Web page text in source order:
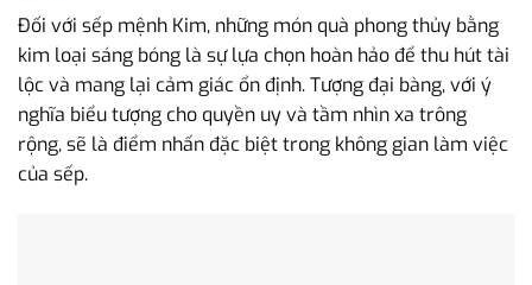
Đối với sếp mệnh Kim, những món quà phong thủy bằng
kim loại sáng bóng là sự lựa chọn hoàn hảo để thu hút tài
lộc và mang lại cảm giác ổn định. Tượng đại bàng, với ý
nghĩa biểu tượng cho quyền uy và tầm nhìn xa trông
rộng, sẽ là điểm nhấn đặc biệt trong không gian làm việc
của sếp.